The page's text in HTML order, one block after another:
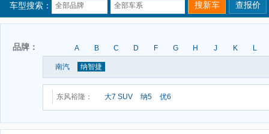
车型搜索： 全部品牌 全部车系
品牌： A B C D F G H J K L
南汽 纳智捷
东风裕隆： 大7 SUV 纳5 优6